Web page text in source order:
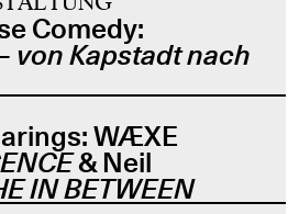
Comedy:
von Kapstadt nach
WÆXE
& Neil
IN BETWEEN